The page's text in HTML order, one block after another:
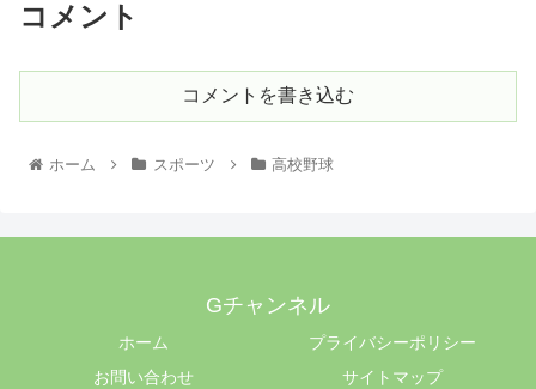
コメント
コメントを書き込む
ホーム スポーツ 高校野球
Gチャンネル
ホーム
プライバシーポリシー
お問い合わせ
サイトマップ